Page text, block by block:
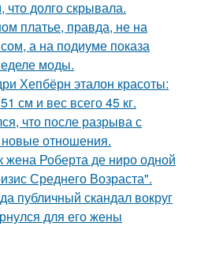
долго скрывала.
платье, правда, не на
а на подиуме показа
моды.
Хепбёрн эталон красоты:
см и вес всего 45 кг.
что после разрыва с
новые отношения.
жена Роберта де ниро одной
Среднего Возраста".
публичный скандал вокруг
для его жены